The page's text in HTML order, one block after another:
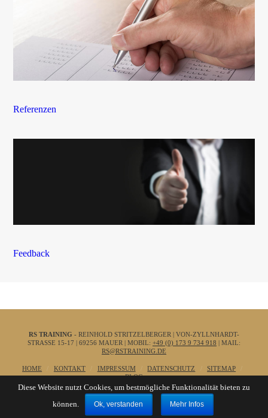
Referenzen
Feedback
RS TRAINING - REINHOLD STRITZELBERGER | VON-ZYLLNHARDT-
STRASSE 15-17 | 69256 MAUER | MOBIL: +49 (0) 173 9 734 918 | MAIL:
RS@RSTRAINING.DE
HOME KONTAKT IMPRESSUM DATENSCHUTZ
SITEMAP
BLOG
Diese Website nutzt Cookies, um bestmögliche Funktionalität bieten zu
können.
Ok, verstanden Mehr Infos